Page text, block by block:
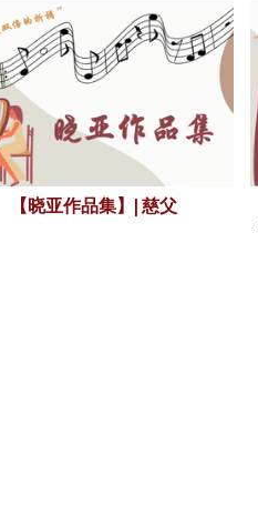
【晓亚作品集】| 慈父